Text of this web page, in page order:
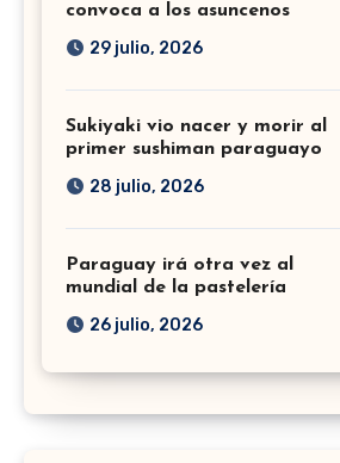
convoca a los asuncenos
29 julio, 2026
Sukiyaki vio nacer y morir al
primer sushiman paraguayo
28 julio, 2026
Paraguay irá otra vez al
mundial de la pastelería
26 julio, 2026